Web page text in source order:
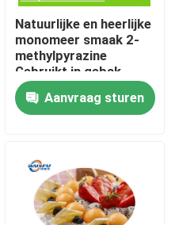
Natuurlijke en heerlijke
monomeer smaak 2-
methylpyrazine
Gebruikt in gebak,
koele dranken, tabak
Aanvraag sturen